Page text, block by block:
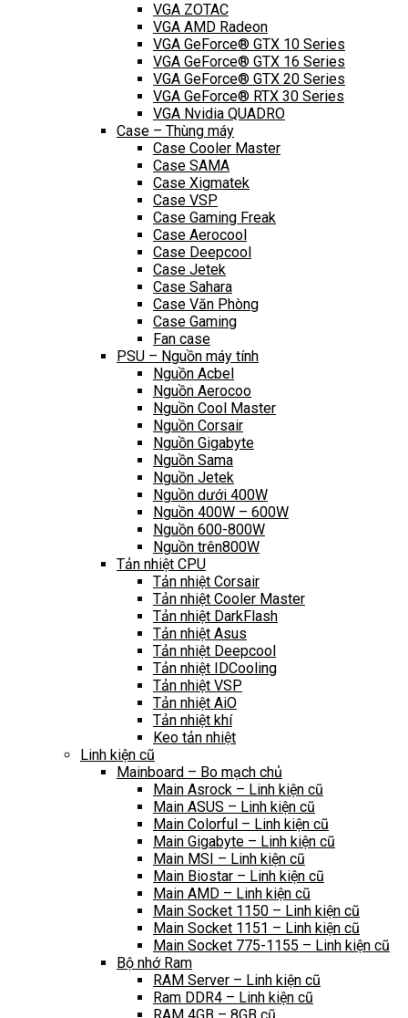
VGA ZOTAC
VGA AMD Radeon
VGA GeForce® GTX 10 Series
VGA GeForce® GTX 16 Series
VGA GeForce® GTX 20 Series
VGA GeForce® RTX 30 Series
VGA Nvidia QUADRO
Case – Thùng máy
Case Cooler Master
Case SAMA
Case Xigmatek
Case VSP
Case Gaming Freak
Case Aerocool
Case Deepcool
Case Jetek
Case Sahara
Case Văn Phòng
Case Gaming
Fan case
PSU – Nguồn máy tính
Nguồn Acbel
Nguồn Aerocoo
Nguồn Cool Master
Nguồn Corsair
Nguồn Gigabyte
Nguồn Sama
Nguồn Jetek
Nguồn dưới 400W
Nguồn 400W – 600W
Nguồn 600-800W
Nguồn trên800W
Tản nhiệt CPU
Tản nhiệt Corsair
Tản nhiệt Cooler Master
Tản nhiệt DarkFlash
Tản nhiệt Asus
Tản nhiệt Deepcool
Tản nhiệt IDCooling
Tản nhiệt VSP
Tản nhiệt AiO
Tản nhiệt khí
Keo tản nhiệt
Linh kiện cũ
Mainboard – Bo mạch chủ
Main Asrock – Linh kiện cũ
Main ASUS – Linh kiện cũ
Main Colorful – Linh kiện cũ
Main Gigabyte – Linh kiện cũ
Main MSI – Linh kiện cũ
Main Biostar – Linh kiện cũ
Main AMD – Linh kiện cũ
Main Socket 1150 – Linh kiện cũ
Main Socket 1151 – Linh kiện cũ
Main Socket 775-1155 – Linh kiện cũ
Bộ nhớ Ram
RAM Server – Linh kiện cũ
Ram DDR4 – Linh kiện cũ